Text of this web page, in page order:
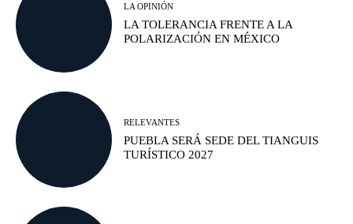
LA OPINIÓN
LA TOLERANCIA FRENTE A LA
POLARIZACIÓN EN MÉXICO
RELEVANTES
PUEBLA SERÁ SEDE DEL TIANGUIS
TURÍSTICO 2027